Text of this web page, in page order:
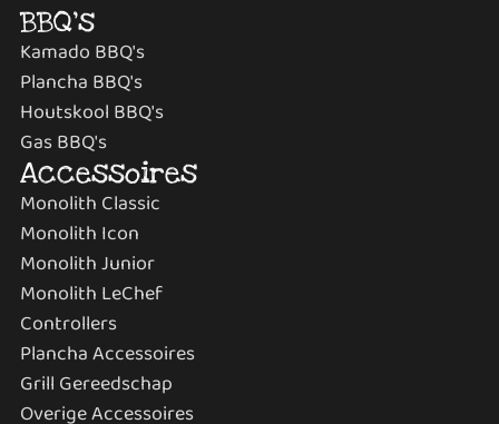
BBQ's
Kamado BBQ's
Plancha BBQ's
Houtskool BBQ's
Gas BBQ's
Accessoires
Monolith Classic
Monolith Icon
Monolith Junior
Monolith LeChef
Controllers
Plancha Accessoires
Grill Gereedschap
Overige Accessoires